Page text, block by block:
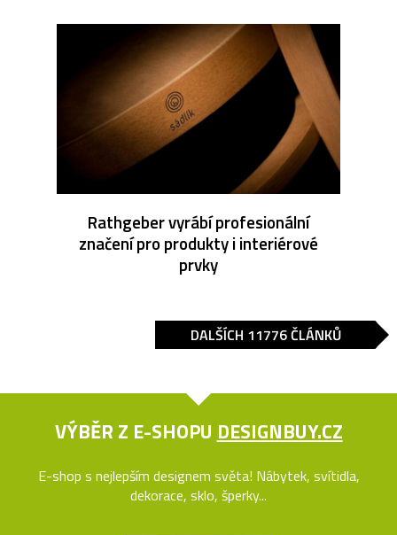
Rathgeber vyrábí profesionální
značení pro produkty i interiérové
prvky
DALŠÍCH 11776 ČLÁNKŮ
VÝBĚR Z E-SHOPU DESIGNBUY.CZ
E-shop s nejlepším designem světa! Nábytek, svítidla,
dekorace, sklo, šperky...